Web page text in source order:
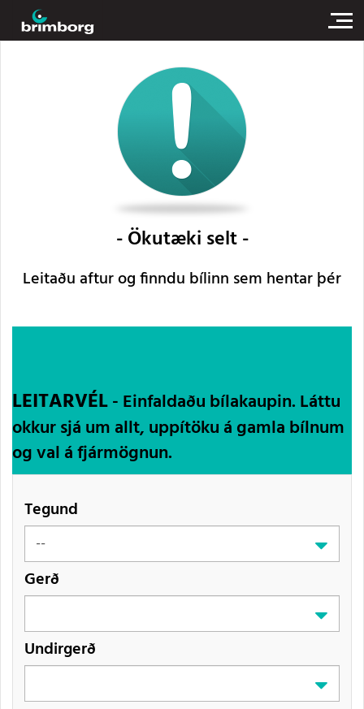
Ökutæki selt
Leitaðu aftur og finndu bílinn sem hentar þér
LEITARVÉL- Einfaldaðu bílakaupin. Láttu
okkur sjá um allt, uppítöku á gamla bílnum
og val á fjármögnun.
Tegund
Gerð
Undirgerð